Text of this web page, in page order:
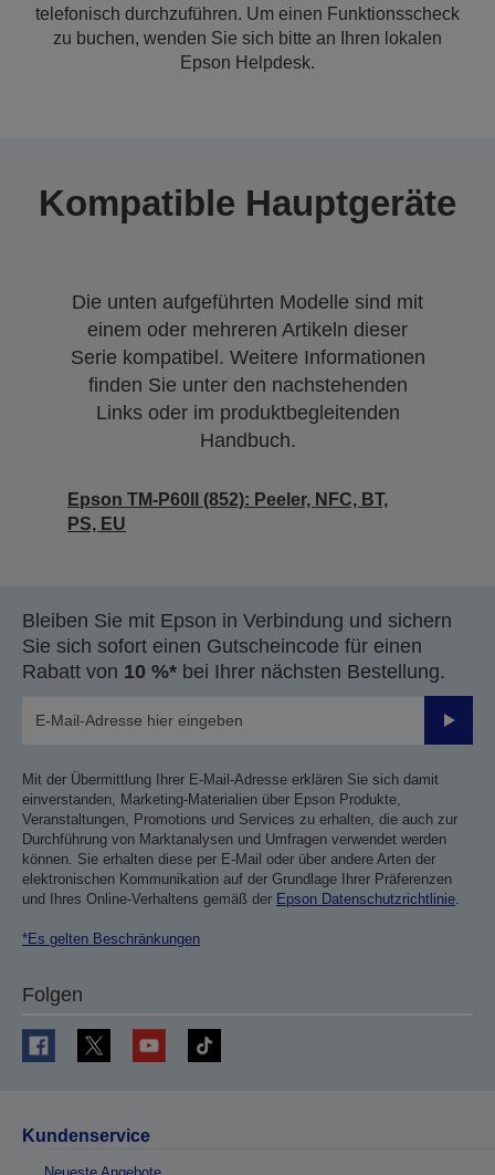
telefonisch durchzuführen. Um einen Funktionsscheck
zu buchen, wenden Sie sich bitte an Ihren lokalen
Epson Helpdesk.
Kompatible Hauptgeräte
Die unten aufgeführten Modelle sind mit
einem oder mehreren Artikeln dieser
Serie kompatibel. Weitere Informationen
finden Sie unter den nachstehenden
Links oder im produktbegleitenden
Handbuch.
Epson TM-P60II (852): Peeler, NFC, BT,
PS, EU
Bleiben Sie mit Epson in Verbindung und sichern
Sie sich sofort einen Gutscheincode für einen
Rabatt von 10 %* bei Ihrer nächsten Bestellung.
Mit der Übermittlung Ihrer E-Mail-Adresse erklären Sie sich damit
einverstanden, Marketing-Materialien über Epson Produkte,
Veranstaltungen, Promotions und Services zu erhalten, die auch zur
Durchführung von Marktanalysen und Umfragen verwendet werden
können. Sie erhalten diese per E-Mail oder über andere Arten der
elektronischen Kommunikation auf der Grundlage Ihrer Präferenzen
und Ihres Online-Verhaltens gemäß der Epson Datenschutzrichtlinie.
*Es gelten Beschränkungen
Folgen
Kundenservice